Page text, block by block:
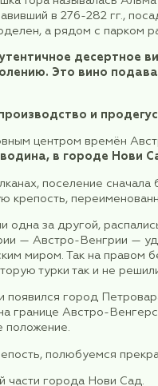
на обзорную
Республики, у
улице князя
зайдём в
собором и
городка.
границе Австро-